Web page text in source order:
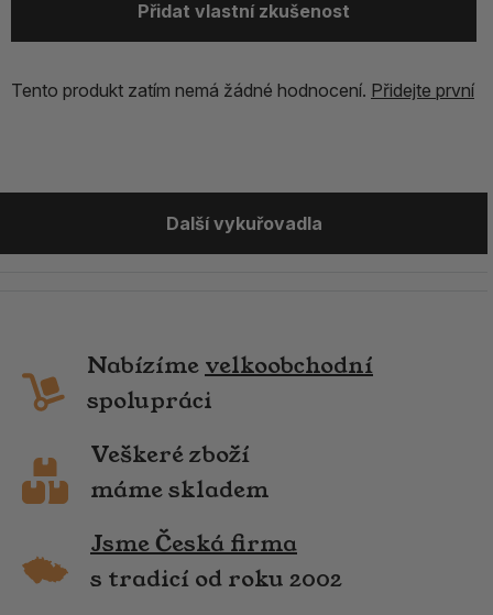
Přidat vlastní zkušenost
Tento produkt zatím nemá žádné hodnocení. Přidejte první
Další vykuřovadla
Nabízíme velkoobchodní
spolupráci
Veškeré zboží
máme skladem
Jsme Česká firma
s tradicí od roku 2002